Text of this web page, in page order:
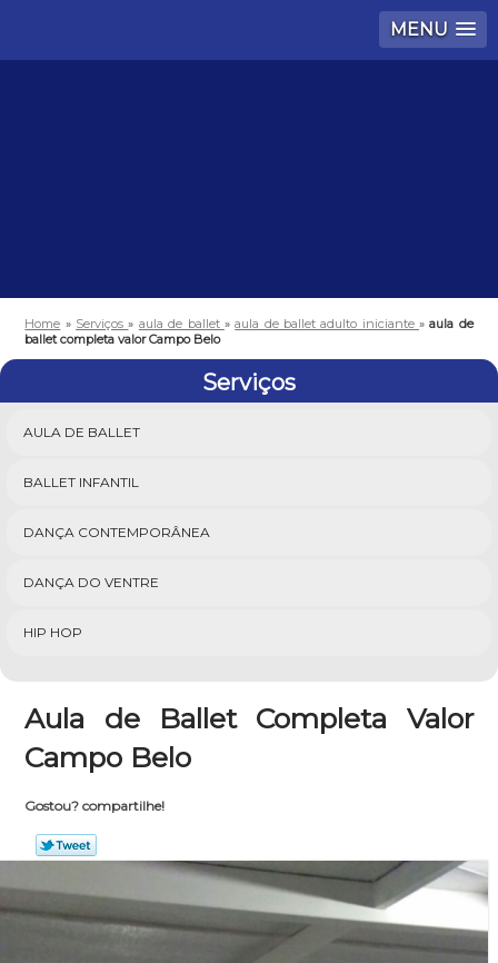
MENU
Home » Serviços» aula de ballet »aula de ballet adulto iniciante »aula de
ballet completa valor Campo Belo
Serviços
AULA DE BALLET
BALLET INFANTIL
DANÇA CONTEMPORÂNEA
DANÇA DO VENTRE
HIP HOP
Aula de Ballet Completa Valor
Campo Belo
Gostou? compartilhe!